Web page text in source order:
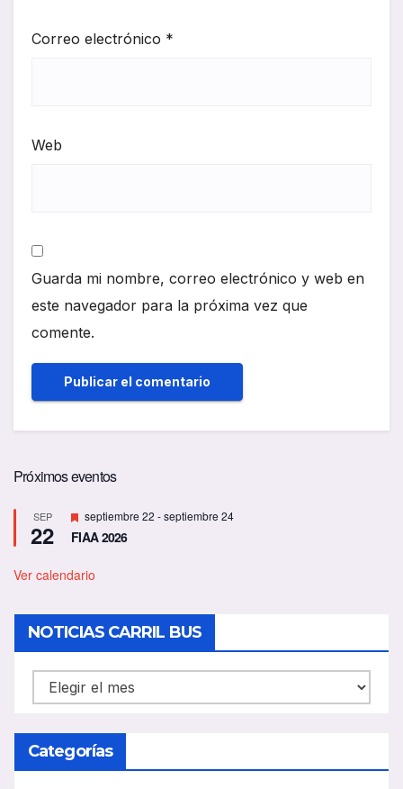
Correo electrónico *
Web
Guarda mi nombre, correo electrónico y web en
este navegador para la próxima vez que
comente.
Próximos eventos
SEP
22
D
e
s
a
d
o
septiembre 22 -septiembre 24
FIAA 2026
Ver calendario
NOTICIAS CARRIL BUS
NOTICIAS
CARRIL
BUS
Categorías